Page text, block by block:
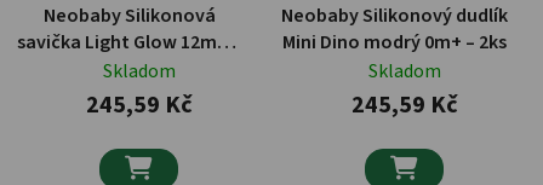
Neobaby Silikonová
savička Light Glow 12m+ –
2ks
Skladom
245,59 Kč

Neobaby Silikonový dudlík
Mini Dino modrý 0m+ – 2ks
Skladom
245,59 Kč
